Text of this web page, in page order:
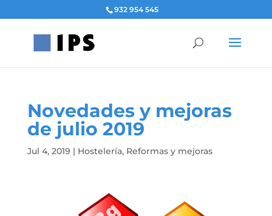
932 954 545
Novedades y mejoras
de julio 2019
Jul 4, 2019 | Hostelería, Reformas y mejoras